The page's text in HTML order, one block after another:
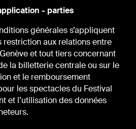
- parties
générales s’appliquent
restriction aux relations entre
et tout tiers concernant
la billetterie centrale ou sur le
et le remboursement
les spectacles du Festival
et l’utilisation des données